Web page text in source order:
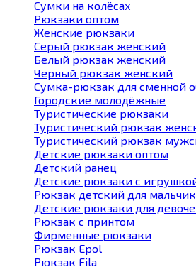
Сумки на колёсах
Рюкзаки оптом
Женские рюкзаки
Серый рюкзак женский
Белый рюкзак женский
Черный рюкзак женский
Сумка-рюкзак для сменной
Городские молодёжные
Туристические рюкзаки
Туристический рюкзак
Туристический рюкзак
Детские рюкзаки оптом
Детский ранец
Детские рюкзаки с
Рюкзак детский для
Детские рюкзаки для
Рюкзак с принтом
Фирменные рюкзаки
Рюкзак Epol
Рюкзак Fila